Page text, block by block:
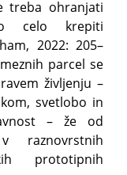
treba ohranjati
celo krepiti
2022: 205–
parcel se
življenju –
svetlobo in
– že od
raznovrstnih
prototipnih